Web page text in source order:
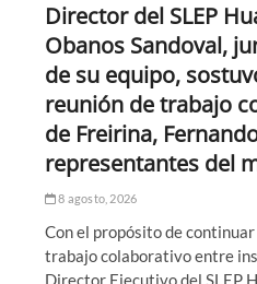
Director del SLEP
Obanos Sandoval,
de su equipo,
reunión de trabajo
de Freirina,
representantes del
8 agosto, 2026
Con el propósito de
trabajo colaborativo entre
Director Ejecutivo del SLEP